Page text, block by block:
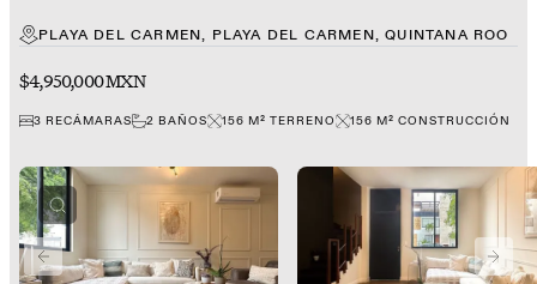
PLAYA DEL CARMEN, PLAYA DEL CARMEN, QUINTANA ROO
$4,950,000 MXN
3 RECÁMARAS 2 BAÑOS 156 M² TERRENO 156 M² CONSTRUCCIÓN
PREVIOUS SLIDE